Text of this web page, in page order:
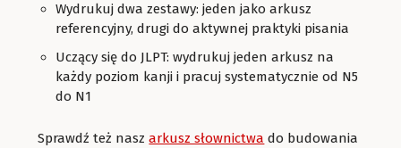
Wydrukuj dwa zestawy: jeden jako arkusz
referencyjny, drugi do aktywnej praktyki pisania
Uczący się do JLPT: wydrukuj jeden arkusz na
każdy poziom kanji i pracuj systematycznie od N5
do N1
Sprawdź też naszarkusz słownictwa do budowania